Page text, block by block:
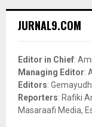
h
o
r
:
JURNAL9.COM
Editor in Chief:
Managing Editor:
Editors:
Reporters: Rafiki
Masaraafi Media,